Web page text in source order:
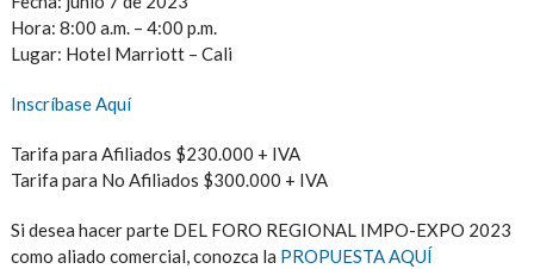
Hora: 8:00 a.m. – 4:00 p.m.
Lugar: Hotel Marriott – Cali
Inscríbase Aquí
Tarifa para Afiliados $230.000 + IVA
Tarifa para No Afiliados $300.000 + IVA
Si desea hacer parte DEL FORO REGIONAL IMPO-EXPO 2023
como aliado comercial, conozca la PROPUESTA AQUÍ